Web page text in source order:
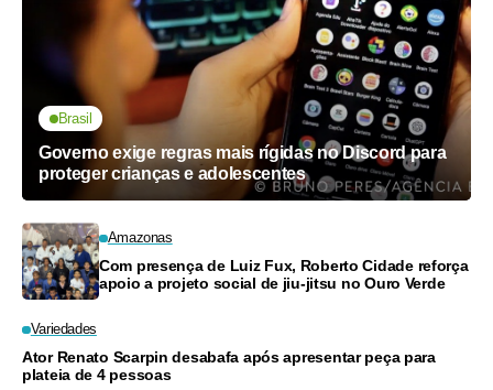
Brasil
Governo exige regras mais rígidas no Discord para
proteger crianças e adolescentes
Amazonas
Com presença de Luiz Fux, Roberto Cidade reforça
apoio a projeto social de jiu-jitsu no Ouro Verde
Variedades
Ator Renato Scarpin desabafa após apresentar peça para
plateia de 4 pessoas